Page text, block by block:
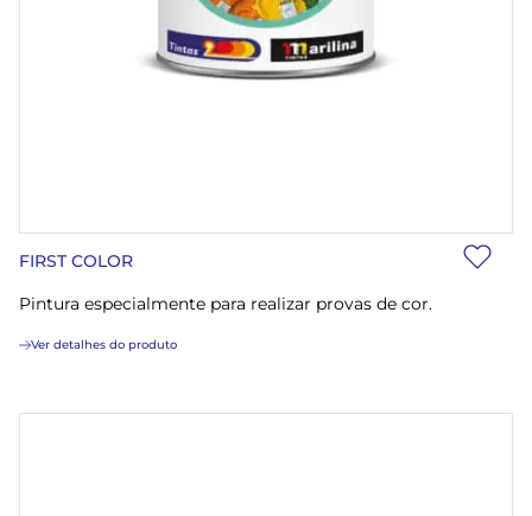
FIRST COLOR
Pintura especialmente para realizar provas de cor.
Ver detalhes do produto